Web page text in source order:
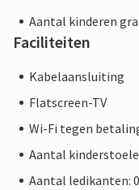
Aantal kinderen
Faciliteiten
Kabelaansluiting
Flatscreen-TV
Wi-Fi tegen
Aantal
Aantal ledikanten: 0